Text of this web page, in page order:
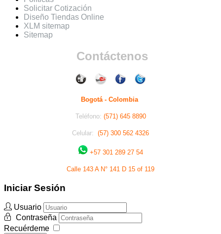
Solicitar Cotización
Diseño Tiendas Online
XLM sitemap
Sitemap
Contáctenos
Bogotá - Colombia
Teléfono: (571) 645 8890
Celular: (57) 300 562 4326
+57 301 289 27 54
Calle 143 A N° 141 D 15 of 119
Iniciar Sesión
Usuario
Contraseña
Recuérdeme